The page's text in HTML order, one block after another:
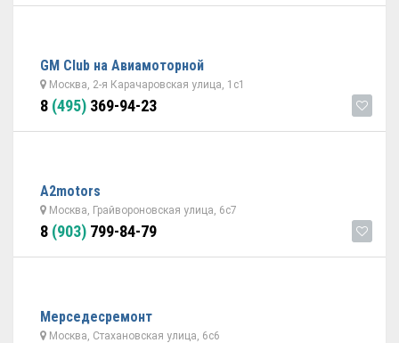
GM Club на Авиамоторной
Москва, 2-я Карачаровская улица, 1с1
8 (495) 369-94-23
A2motors
Москва, Грайвороновская улица, 6с7
8 (903) 799-84-79
Мерседесремонт
Москва, Стахановская улица, 6с6